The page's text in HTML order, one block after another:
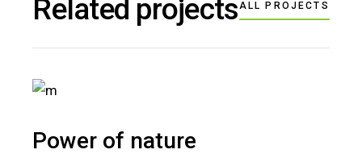
Related projectsALL PROJECTS
Power of nature